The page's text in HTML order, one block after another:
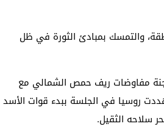
والتمسك بمبادئ الثورة في ظل
مفاوضات ريف حمص الشمالي مع
روسيا في الجلسة ببدء قوات الأسد
سلاحه الثقيل.